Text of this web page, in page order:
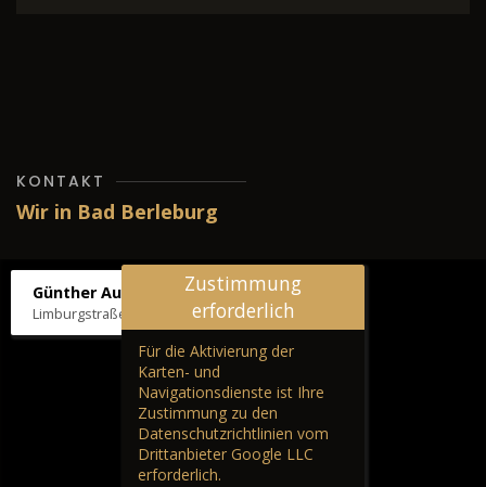
KONTAKT
Wir in Bad Berleburg
Günther Autos & Service
Limburgstraße 39, 57319 Bad Berleburg
Zustimmung
erforderlich
Für die Aktivierung der
Karten- und
Navigationsdienste ist Ihre
Zustimmung zu den
Datenschutzrichtlinien vom
Drittanbieter Google LLC
erforderlich.